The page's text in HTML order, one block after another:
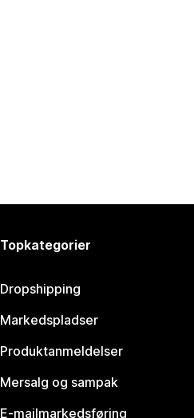
Topkategorier
Dropshipping
Markedspladser
Produktanmeldelser
Mersalg og sampak
E-mailmarkedsføring